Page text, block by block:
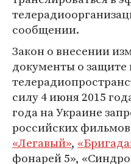
сообщении.
Закон о внесении
документы о
силу 4 июня 2015
года на Украине
российских
«Легавый»,
фонарей 5»,